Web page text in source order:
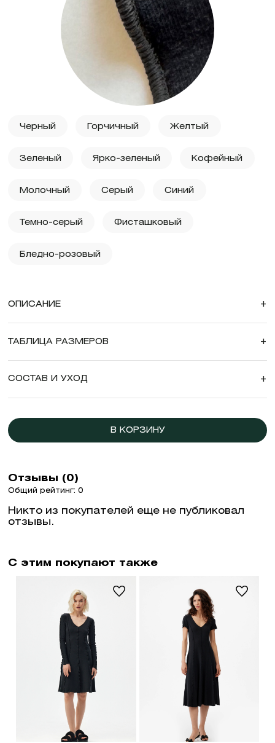
Черный Горчичный Желтый
Зеленый Ярко-зеленый Кофейный
Молочный Серый Синий
Темно-серый Фисташковый
Бледно-розовый
ОПИСАНИЕ +
ТАБЛИЦА РАЗМЕРОВ +
СОСТАВ И УХОД +
В КОРЗИНУ
Отзывы (0)
Общий рейтинг: 0
Никто из покупателей еще не публиковал
отзывы.
С этим покупают также